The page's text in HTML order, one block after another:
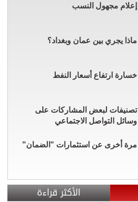
إعلام مجهول النسب
ماذا يجري بين عمان وبغداد؟
خسارة ارتفاع أسعار النفط
تصنيفات لبعض المشاركات على
وسائل التواصل الاجتماعي
مرة أخرى عن استثمارات "الضمان"
الأكثر قراءة